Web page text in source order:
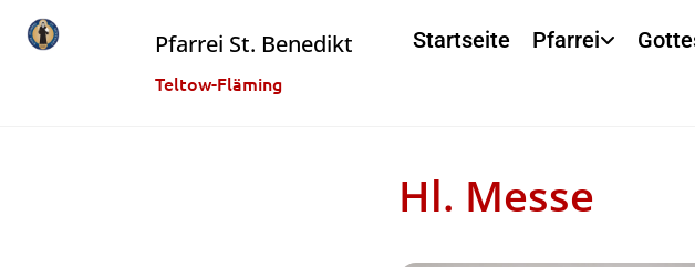
Pfarrei St. Benedikt
Teltow-Fläming
Startseite Pfarrei
Hl. Messe